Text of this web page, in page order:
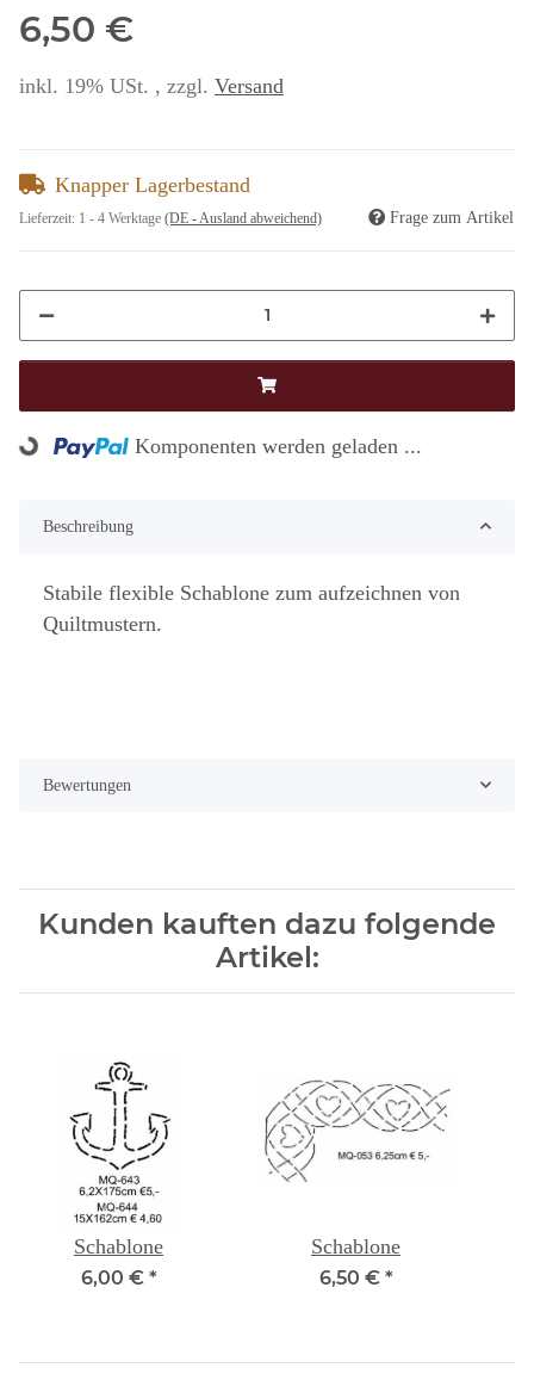
6,50 €
inkl. 19% USt. , zzgl. Versand
Knapper Lagerbestand
Lieferzeit: 1 - 4 Werktage (DE - Ausland abweichend) Frage zum Artikel
Loading... Komponenten werden geladen ...
Beschreibung
Stabile flexible Schablone zum aufzeichnen von
Quiltmustern.
Bewertungen
Kunden kauften dazu folgende
Artikel:
Schablone
6,00 € *
Schablone
6,50 € *